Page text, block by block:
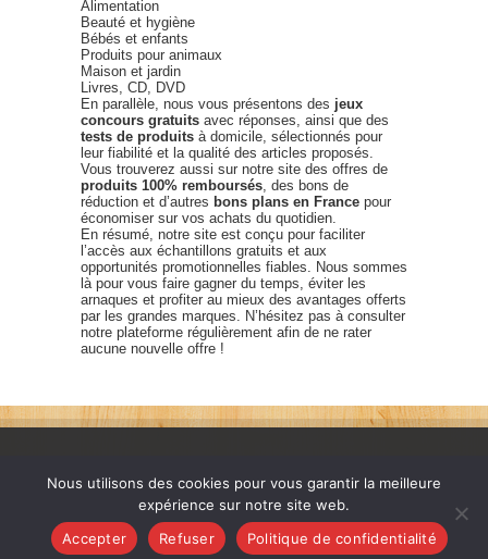
Alimentation
Beauté et hygiène
Bébés et enfants
Produits pour animaux
Maison et jardin
Livres, CD, DVD
En parallèle, nous vous présentons des jeux
concours gratuits avec réponses, ainsi que des
tests de produits à domicile, sélectionnés pour
leur fiabilité et la qualité des articles proposés.
Vous trouverez aussi sur notre site des offres de
produits 100% remboursés , des bons de
réduction et d’autres bons plans en France pour
économiser sur vos achats du quotidien.
En résumé, notre site est conçu pour faciliter
l’accès aux échantillons gratuits et aux
opportunités promotionnelles fiables. Nous sommes
là pour vous faire gagner du temps, éviter les
arnaques et profiter au mieux des avantages offerts
par les grandes marques. N’hésitez pas à consulter
notre plateforme régulièrement afin de ne rater
aucune nouvelle offre !
France échantillons gratuits © 2026. Tous les droits sont
réservés. |
Nous Contacter FAQ|Politique de confidentialité
Nous utilisons des cookies pour vous garantir la meilleure
expérience sur notre site web.
Accepter
Refuser Politique de confidentialité